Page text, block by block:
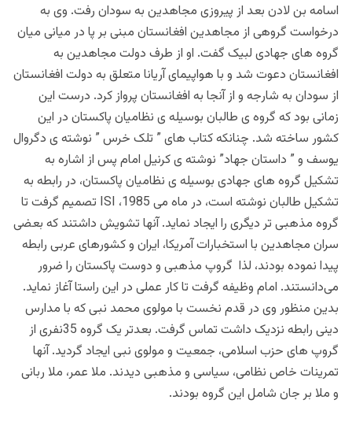
اسامه بن لادن بعد از پیروزی مجاهدین به سودان رفت. وی به
درخواست گروهی از مجاهدین افغانستان مبنی بر پا در میانی میان
گروه های جهادی لبیک گفت. او از طرف دولت مجاهدین به
افغانستان دعوت شد و با هواپیمای آریانا متعلق به دولت افغانستان
از سودان به شارجه و از آنجا به افغانستان پرواز کرد. درست این
زمانی بود که گروه ی طالبان بوسیله ی نظامیان پاکستان در این
کشور ساخته شد. چنانکه کتاب های ” تلک خرس ” نوشته ی دگروال
یوسف و ” داستان جهاد” نوشته ی کرنیل امام پس از اشاره به
تشکیل گروه های جهادی بوسیله ی نظامیان پاکستان، در رابطه به
تشکیل طالبان نوشته است، در ماه می 1985، ISI تصمیم گرفت تا
گروه مذهبی تر دیگری را ایجاد نماید. آنها تشویش داشتند که بعضی
سران مجاهدین با استخبارات آمریکا، ایران و کشورهای عربی رابطه
پیدا نموده بودند، لذا گروپ مذهبی و دوست پاکستان را ضرور
می‌دانستند. امام وظیفه گرفت تا کار عملی در این راستا آغاز نماید.
بدین منظور وی در قدم نخست با مولوی محمد نبی که با مدارس
دینی رابطه نزدیک داشت تماس گرفت. بعدتر یک گروه 35نفری از
گروپ های حزب اسلامی، جمعیت و مولوی نبی ایجاد گردید. آنها
تمرینات خاص نظامی، سیاسی و مذهبی دیدند. ملا عمر، ملا ربانی
و ملا بر جان شامل این گروه بودند.